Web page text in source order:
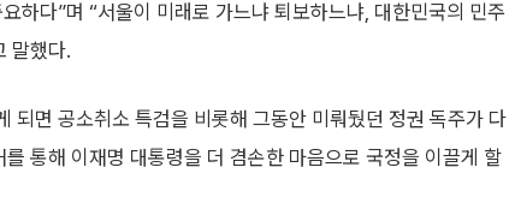
하다”며 “서울이 미래로 가느냐 퇴보하느냐, 대한민국의 민주
말했다.
되면 공소취소 특검을 비롯해 그동안 미뤄뒀던 정권 독주가 다
통해 이재명 대통령을 더 겸손한 마음으로 국정을 이끌게 할